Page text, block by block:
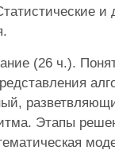
и
(26 ч.).
Этапы